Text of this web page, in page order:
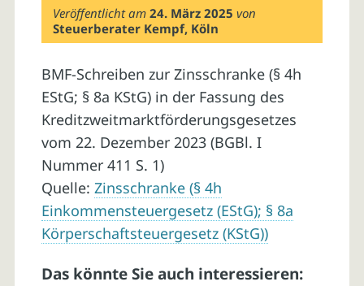
Veröffentlicht am24. März 2025 von
Steuerberater Kempf, Köln
BMF-Schreiben zur Zinsschranke (§ 4h
EStG; § 8a KStG) in der Fassung des
Kreditzweitmarktförderungsgesetzes
vom 22. Dezember 2023 (BGBl. I
Nummer 411 S. 1)
Quelle: Zinsschranke (§ 4h
Einkommensteuergesetz (EStG); § 8a
Körperschaftsteuergesetz (KStG))
Das könnte Sie auch interessieren: